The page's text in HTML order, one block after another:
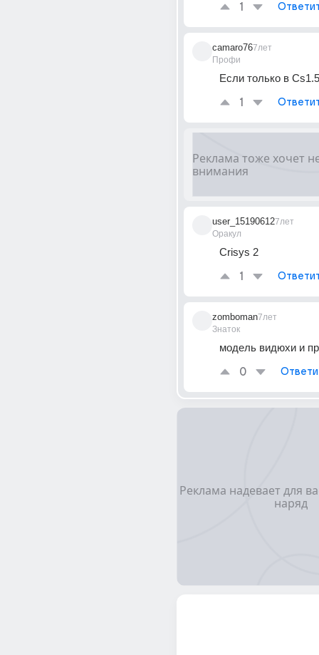
1
camaro76
Профи
7лет
Если только в
1
user_15190612
Оракул
7лет
Crisys 2
1
zomboman
Знаток
7лет
модель видюхи и
0